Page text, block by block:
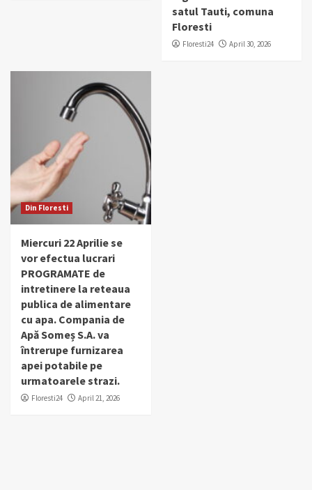
satul Tauti, comuna
Floresti
Floresti24 April 30, 2026
Din Floresti
Miercuri 22 Aprilie se
vor efectua lucrari
PROGRAMATE de
intretinere la reteaua
publica de alimentare
cu apa. Compania de
Apă Someș S.A. va
întrerupe furnizarea
apei potabile pe
urmatoarele strazi.
Floresti24 April 21, 2026